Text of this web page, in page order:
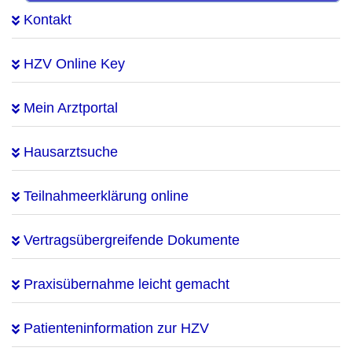
Kontakt
HZV Online Key
Mein Arztportal
Hausarztsuche
Teilnahmeerklärung online
Vertragsübergreifende Dokumente
Praxisübernahme leicht gemacht
Patienteninformation zur HZV